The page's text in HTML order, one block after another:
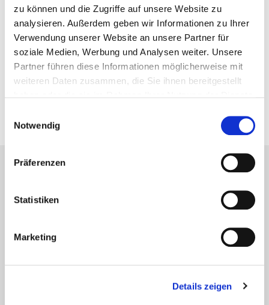
zu können und die Zugriffe auf unsere Website zu
analysieren. Außerdem geben wir Informationen zu Ihrer
Verwendung unserer Website an unsere Partner für
soziale Medien, Werbung und Analysen weiter. Unsere
Partner führen diese Informationen möglicherweise mit
weiteren Daten zusammen, die Sie ihnen bereitgestellt
Notwendig
Präferenzen
Statistiken
Marketing
Details zeigen
08. Mai 2016
Vorheriger Artikel
Lustige Namen norwegischer
Fußballclubs
UNSERE EMPFEHLUNGEN